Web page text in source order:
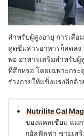
สำหรับผู้สูงอายุ การเสื่
ดูดซึมสารอาหารก็ลดลง
พอ อาหารเสริมสำหรับ
ที่สึกหรอ โดยเฉพาะกร
ร่างกายให้แข็งแรงอีกด้
Nutrilite Cal
ของแคลเซียม แม
กอัลฟัลฟา ช่วยเส